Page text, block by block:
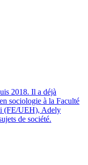
2018. Il a déjà
sociologie à la Faculté
(FE/UEH), Adely
de société.